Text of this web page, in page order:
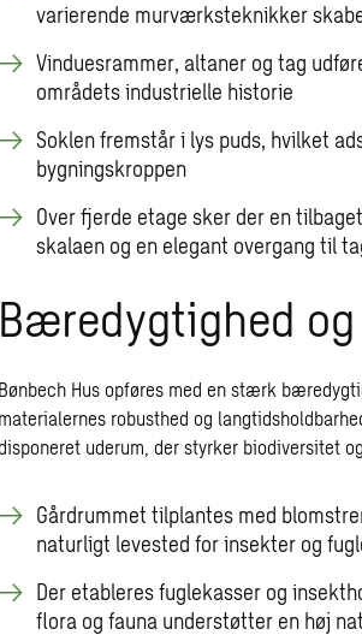
varierende murværksteknikker
Vinduesrammer, altaner og tag
områdets industrielle historie
Soklen fremstår i lys puds, hvilket
bygningskroppen
Over fjerde etage sker der en
skalaen og en elegant overgang til
Bæredygtighed
Bønbech Hus opføres med en stærk
materialernes robusthed og
uderum, der styrker biodiversitet
Gårdrummet tilplantes med
naturligt levested for insekter og
Der etableres fuglekasser og
flora og fauna understøtter en høj